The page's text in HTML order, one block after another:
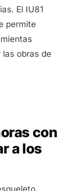
El IU81
permite
obras de
con
a los